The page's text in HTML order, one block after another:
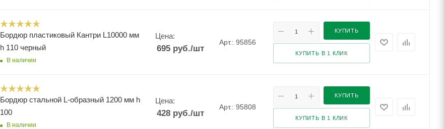
Бордюр пластиковый Кантри L10000 мм
h 110 черный
В наличии
Цена:
695руб./шт
Арт.: 95856
КУПИТЬ
КУПИТЬ В 1 КЛИК
Бордюр стальной L-образный 1200 мм h
100
В наличии
Цена:
428руб./шт
Арт.: 95808
КУПИТЬ
КУПИТЬ В 1 КЛИК